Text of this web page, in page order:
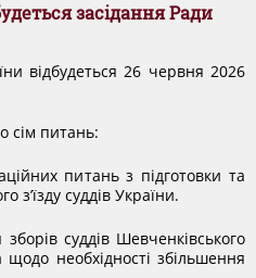
РСУ
ДОКУМЕНТИ
засідання Ради
відбудеться 26 червня 2026
сім питань:
питань з підготовки та
з’їзду суддів України.
суддів Шевченківського
необхідності збільшення